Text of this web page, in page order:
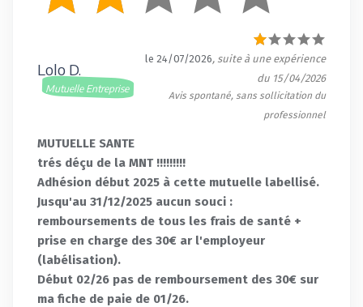
Lolo D.
Mutuelle Entreprise
le 24/07/2026, suite à une expérience
du 15/04/2026
Avis spontané, sans sollicitation du
professionnel
MUTUELLE SANTE
trés déçu de la MNT !!!!!!!!!
Adhésion début 2025 à cette mutuelle labellisé.
Jusqu'au 31/12/2025 aucun souci :
remboursements de tous les frais de santé +
prise en charge des 30€ ar l'employeur
(labélisation).
Début 02/26 pas de remboursement des 30€ sur
ma fiche de paie de 01/26.